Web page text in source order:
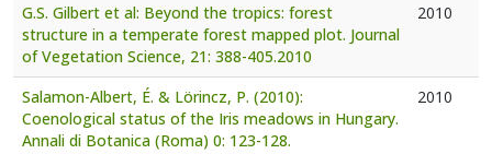
G.S. Gilbert et al: Beyond the tropics: forest
structure in a temperate forest mapped plot. Journal
of Vegetation Science, 21: 388-405.2010
2010
Salamon-Albert, É. & Lörincz, P. (2010):
Coenological status of the Iris meadows in Hungary.
Annali di Botanica (Roma) 0: 123-128.
2010